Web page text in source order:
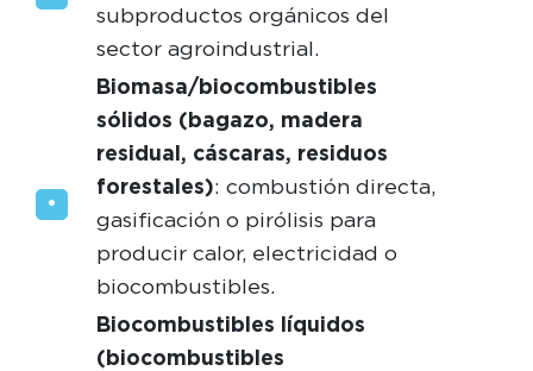
subproductos orgánicos del
sector agroindustrial.
Biomasa/biocombustibles
sólidos (bagazo, madera
residual, cáscaras, residuos
forestales): combustión directa,
gasificación o pirólisis para
producir calor, electricidad o
biocombustibles.
Biocombustibles líquidos
(biocombustibles